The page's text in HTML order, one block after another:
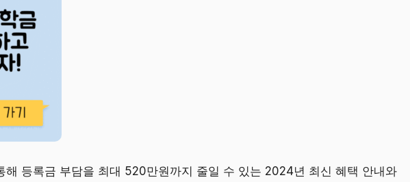
해 등록금 부담을 최대 520만원까지 줄일 수 있는 2024년 최신 혜택 안내와